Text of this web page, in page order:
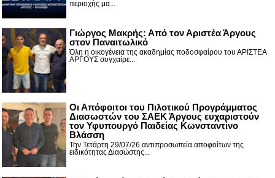
περιοχής μα...
Γιώργος Μακρής: Από τον Αριστέα Άργους
στον Παναιτωλικό
Όλη η οικογένεια της ακαδημίας ποδοσφαίρου του ΑΡΙΣΤΕΑ
ΑΡΓΟΥΣ συγχαίρε...
Οι Απόφοιτοι του Πιλοτικού Προγράμματος
Διασωστών του ΣΑΕΚ Άργους ευχαριστούν
τον Υφυπουργό Παιδείας Κωνσταντίνο
Βλάσση
Την Τετάρτη 29/07/26 αντιπροσωπεία αποφοίτων της
ειδικότητας Διασώστης...